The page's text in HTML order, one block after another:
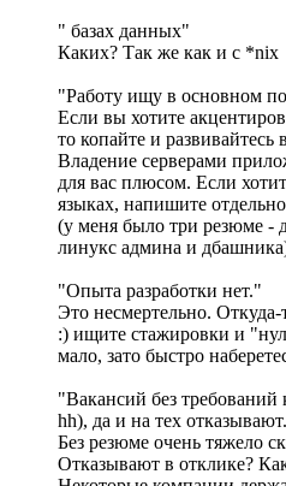
" базах данных"
Каких? Так же как и с *nix
"Работу ищу в основном
Если вы хотите
то копайте и развивайтесь
Владение серверами
для вас плюсом. Если
языках, напишите
(у меня было три резюме -
линукс админа и
"Опыта разработки нет."
Это несмертельно.
:) ищите стажировки и
мало, зато быстро
"Вакансий без
hh), да и на тех
Без резюме очень тяжело
Отказывают в отклике?